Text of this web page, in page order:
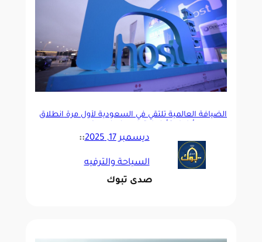
الضيافة العالمية تلتقي في السعودية لأول مرةانطلاق
ميلانو» في قطاع الضيافة..ديسمبر 17, 2025 ::
السياحة والترفيه
صدى تبوك